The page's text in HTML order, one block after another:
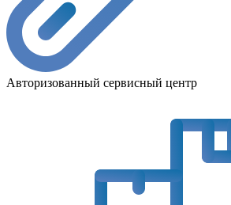
Авторизованный сервисный центр